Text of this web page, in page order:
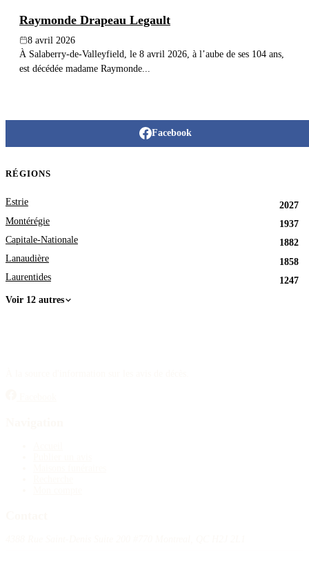
Raymonde Drapeau Legault
8 avril 2026
À Salaberry-de-Valleyfield, le 8 avril 2026, à l’aube de ses 104 ans,
est décédée madame Raymonde...
Facebook
RÉGIONS
Estrie
2027
Montérégie
1937
Capitale-Nationale
1882
Lanaudière
1858
Laurentides
1247
Voir 12 autres